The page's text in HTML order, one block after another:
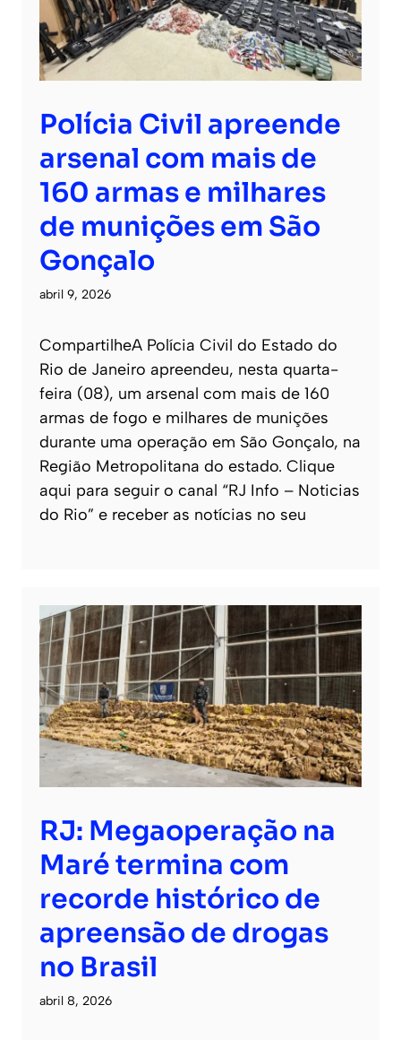
Polícia Civil apreende
arsenal com mais de
160 armas e milhares
de munições em São
Gonçalo
abril 9, 2026
CompartilheA Polícia Civil do Estado do
Rio de Janeiro apreendeu, nesta quarta-
feira (08), um arsenal com mais de 160
armas de fogo e milhares de munições
durante uma operação em São Gonçalo, na
Região Metropolitana do estado. Clique
aqui para seguir o canal “RJ Info – Noticias
do Rio” e receber as notícias no seu
RJ: Megaoperação na
Maré termina com
recorde histórico de
apreensão de drogas
no Brasil
abril 8, 2026